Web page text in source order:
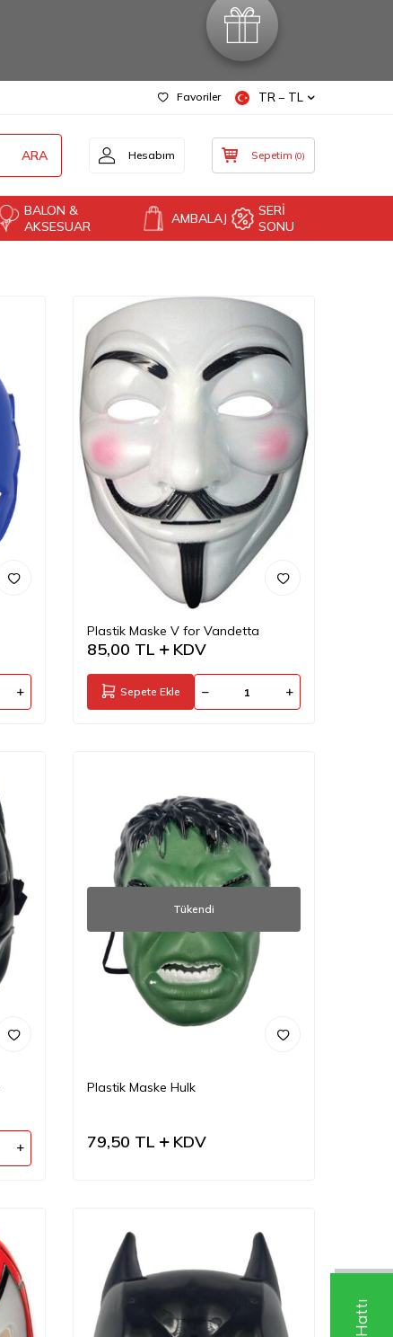
Favoriler TR − TL
ARA Hesabım Sepetim (0)
BALON &
AKSESUAR
AMBALAJ
SERİ
SONU
Plastik Maske V for Vandetta
85,00 TL KDV
Sepete Ekle
Tükendi
Plastik Maske Hulk
79,50 TL KDV